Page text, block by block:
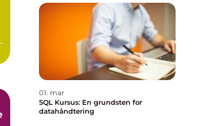
01. mar
SQL Kursus: En grundsten for
datahåndtering